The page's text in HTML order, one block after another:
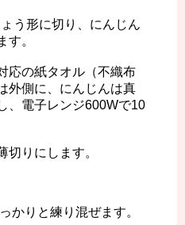
う形に切り、にんじん
す。
応の紙タオル（不織布
外側に、にんじんは真
、電子レンジ600Wで10
切りにします。
かりと練り混ぜます。